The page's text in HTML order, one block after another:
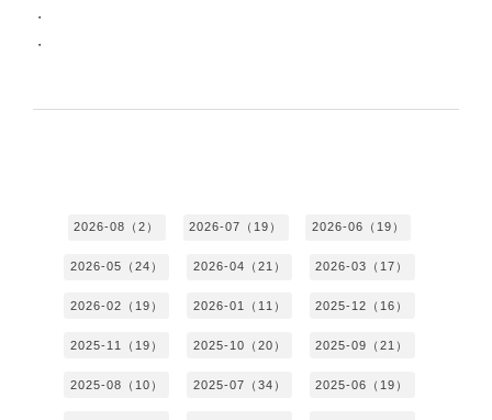
・
・
2026-08（2） 2026-07（19） 2026-06（19）
2026-05（24） 2026-04（21） 2026-03（17）
2026-02（19） 2026-01（11） 2025-12（16）
2025-11（19） 2025-10（20） 2025-09（21）
2025-08（10） 2025-07（34） 2025-06（19）